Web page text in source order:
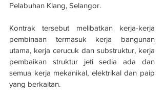
Pelabuhan Klang, Selangor.
Kontrak tersebut melibatkan kerja-kerja
pembinaan termasuk kerja bangunan
utama, kerja cerucuk dan substruktur, kerja
pembaikan struktur jeti sedia ada dan
semua kerja mekanikal, elektrikal dan paip
yang berkaitan.